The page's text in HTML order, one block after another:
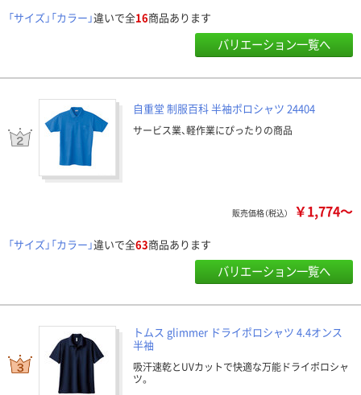
「サイズ」「カラー」違いで全16商品あります
バリエーション一覧へ
自重堂 制服百科 半袖ポロシャツ 24404
サービス業、軽作業にぴったりの商品
販売価格（税込） ￥1,774～
「サイズ」「カラー」違いで全63商品あります
バリエーション一覧へ
トムス glimmer ドライポロシャツ 4.4オンス
半袖
吸汗速乾とUVカットで快適な万能ドライポロシャ
ツ。